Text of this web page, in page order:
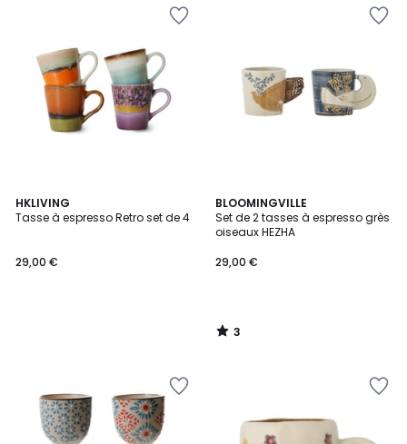
HKLIVING
Tasse à espresso Retro set de 4
29,00 €
BLOOMINGVILLE
Set de 2 tasses à espresso grès
oiseaux HEZHA
29,00 €
3
/
5
3
/